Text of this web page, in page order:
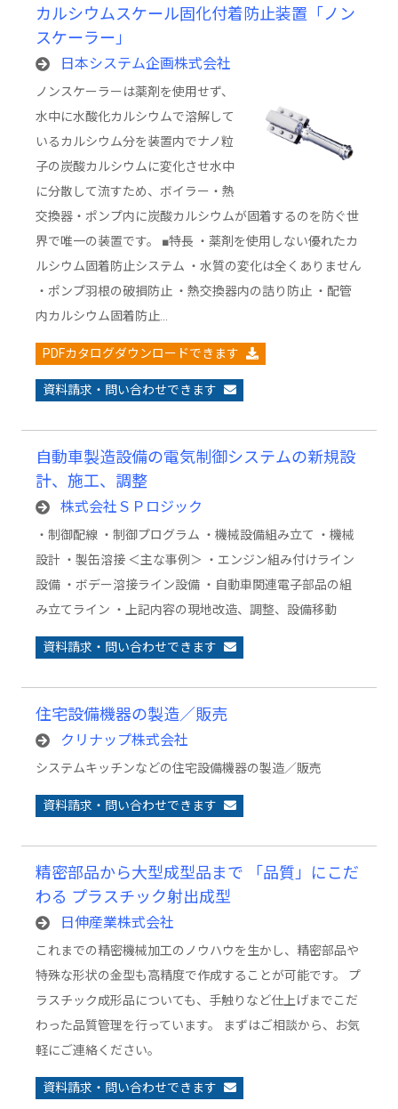
カルシウムスケール固化付着防止装置「ノン
スケーラー」
日本システム企画株式会社
ノンスケーラーは薬剤を使用せず、
水中に水酸化カルシウムで溶解して
いるカルシウム分を装置内でナノ粒
子の炭酸カルシウムに変化させ水中
に分散して流すため、ボイラー・熱
交換器・ポンプ内に炭酸カルシウムが固着するのを防ぐ世
界で唯一の装置です。 ■特長 ・薬剤を使用しない優れたカ
ルシウム固着防止システム ・水質の変化は全くありません
・ポンプ羽根の破損防止 ・熱交換器内の詰り防止 ・配管
内カルシウム固着防止…
PDFカタログダウンロードできます
資料請求・問い合わせできます
自動車製造設備の電気制御システムの新規設
計、施工、調整
株式会社ＳＰロジック
・制御配線 ・制御プログラム ・機械設備組み立て ・機械
設計 ・製缶溶接 ＜主な事例＞ ・エンジン組み付けライン
設備 ・ボデー溶接ライン設備 ・自動車関連電子部品の組
み立てライン ・上記内容の現地改造、調整、設備移動
資料請求・問い合わせできます
住宅設備機器の製造／販売
クリナップ株式会社
システムキッチンなどの住宅設備機器の製造／販売
資料請求・問い合わせできます
精密部品から大型成型品まで 「品質」にこだ
わる プラスチック射出成型
日伸産業株式会社
これまでの精密機械加工のノウハウを生かし、精密部品や
特殊な形状の金型も高精度で作成することが可能です。 プ
ラスチック成形品についても、手触りなど仕上げまでこだ
わった品質管理を行っています。 まずはご相談から、お気
軽にご連絡ください。
資料請求・問い合わせできます